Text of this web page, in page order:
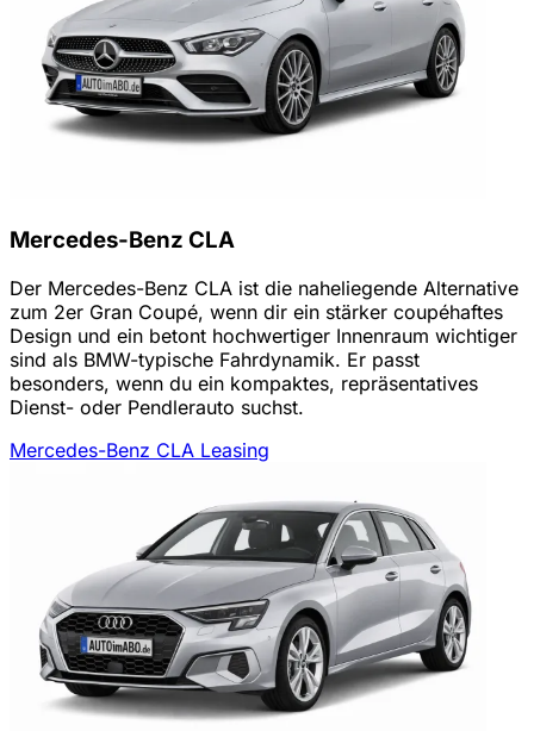
Mercedes-Benz CLA
Der Mercedes-Benz CLA ist die naheliegende Alternative
zum 2er Gran Coupé, wenn dir ein stärker coupéhaftes
Design und ein betont hochwertiger Innenraum wichtiger
sind als BMW-typische Fahrdynamik. Er passt
besonders, wenn du ein kompaktes, repräsentatives
Dienst- oder Pendlerauto suchst.
Mercedes-Benz CLA Leasing